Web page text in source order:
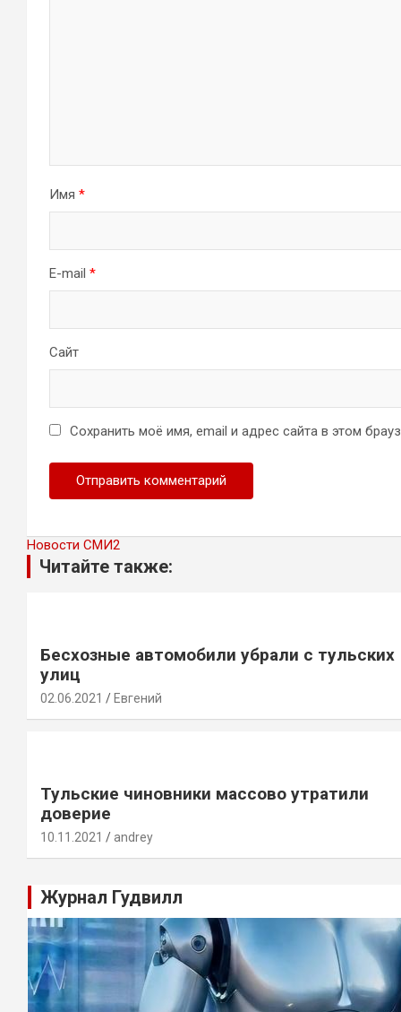
Имя *
E-mail *
Сайт
Сохранить моё имя, email и адрес сайта в этом
Новости СМИ2
Читайте также:
Бесхозные автомобили убрали с тульских
улиц
02.06.2021 Евгений
Тульские чиновники массово утратили
доверие
10.11.2021 andrey
Журнал Гудвилл